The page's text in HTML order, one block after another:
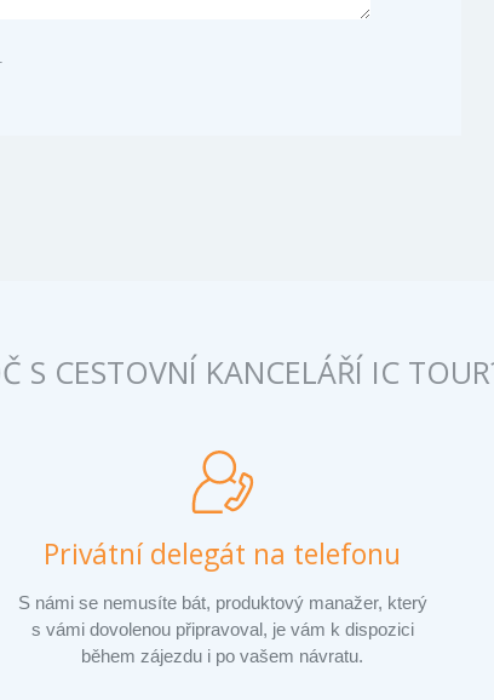
S CESTOVNÍ KANCELÁŘÍ IC
Privátní delegát na telefonu
S námi se nemusíte bát, produktový manažer, který
s vámi dovolenou připravoval, je vám k dispozici
během zájezdu i po vašem návratu.